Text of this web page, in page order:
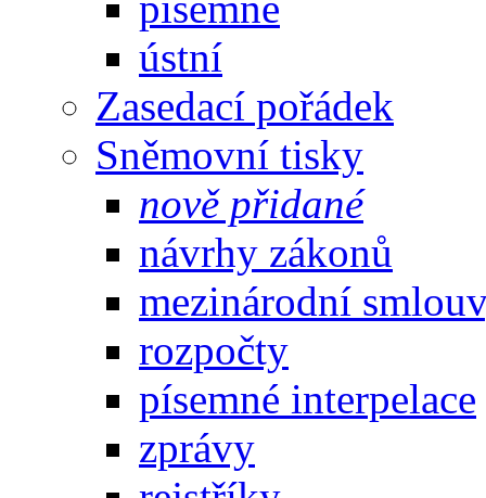
ústní
Zasedací pořádek
Sněmovní tisky
nově přidané
návrhy zákonů
mezinárodní
rozpočty
písemné interpelace
zprávy